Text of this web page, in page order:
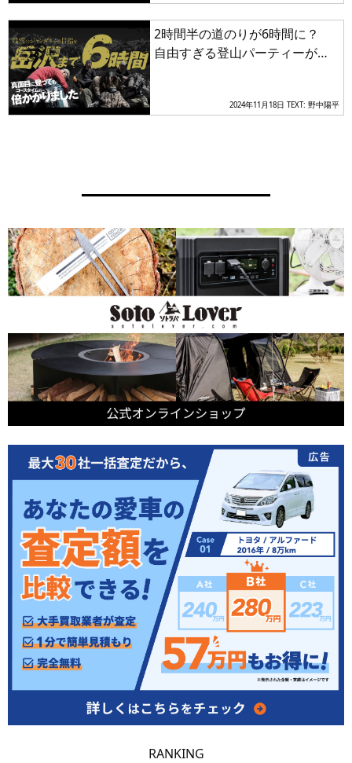
2時間半の道のりが6時間に？
自由すぎる登山パーティーが目
2024年11月18日 TEXT: 野中陽平
RANKING